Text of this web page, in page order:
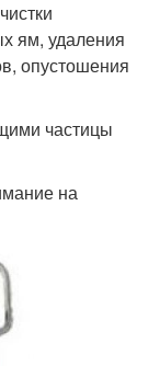
ям, удаления
опустошения
частицы
на